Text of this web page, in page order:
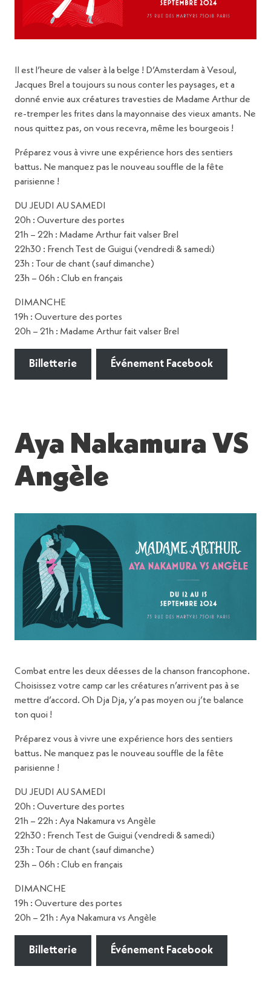
Il est l’heure de valser à la belge ! D’Amsterdam à Vesoul,
Jacques Brel a toujours su nous conter les paysages, et a
donné envie aux créatures travesties de Madame Arthur de
re-tremper les frites dans la mayonnaise des vieux amants. Ne
nous quittez pas, on vous recevra, même les bourgeois !
Préparez vous à vivre une expérience hors des sentiers
battus. Ne manquez pas le nouveau souffle de la fête
parisienne !
DU JEUDI AU SAMEDI
20h : Ouverture des portes
21h – 22h : Madame Arthur fait valser Brel
22h30 : French Test de Guigui (vendredi & samedi)
23h : Tour de chant (sauf dimanche)
23h – 06h : Club en français
DIMANCHE
19h : Ouverture des portes
20h – 21h : Madame Arthur fait valser Brel
Billetterie Événement Facebook
Aya Nakamura VS
Angèle
Combat entre les deux déesses de la chanson francophone.
Choisissez votre camp car les créatures n’arrivent pas à se
mettre d’accord. Oh Dja Dja, y’a pas moyen ou j’te balance
ton quoi !
Préparez vous à vivre une expérience hors des sentiers
battus. Ne manquez pas le nouveau souffle de la fête
parisienne !
DU JEUDI AU SAMEDI
20h : Ouverture des portes
21h – 22h : Aya Nakamura vs Angèle
22h30 : French Test de Guigui (vendredi & samedi)
23h : Tour de chant (sauf dimanche)
23h – 06h : Club en français
DIMANCHE
19h : Ouverture des portes
20h – 21h : Aya Nakamura vs Angèle
Billetterie Événement Facebook